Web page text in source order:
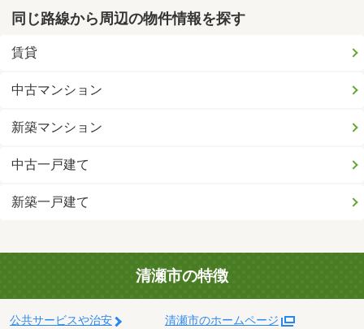
同じ路線から周辺の物件情報を探す
賃貸
中古マンション
新築マンション
中古一戸建て
新築一戸建て
清瀬市の特徴
公共サービスや治安 清瀬市のホームページ